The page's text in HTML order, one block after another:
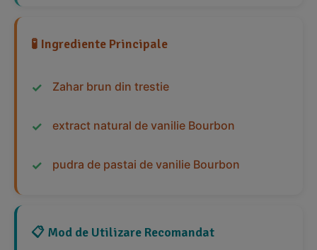
🧪 Ingrediente Principale
Zahar brun din trestie
extract natural de vanilie Bourbon
pudra de pastai de vanilie Bourbon
📋 Mod de Utilizare Recomandat